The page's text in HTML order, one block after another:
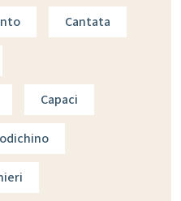
Cantata
Capaci